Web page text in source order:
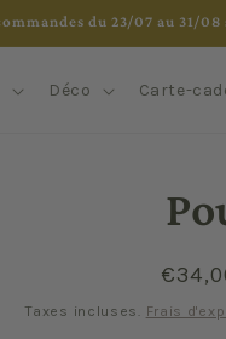
du 23/07 au 31/
Déco Carte-
Prix
Taxes incluses. Frais